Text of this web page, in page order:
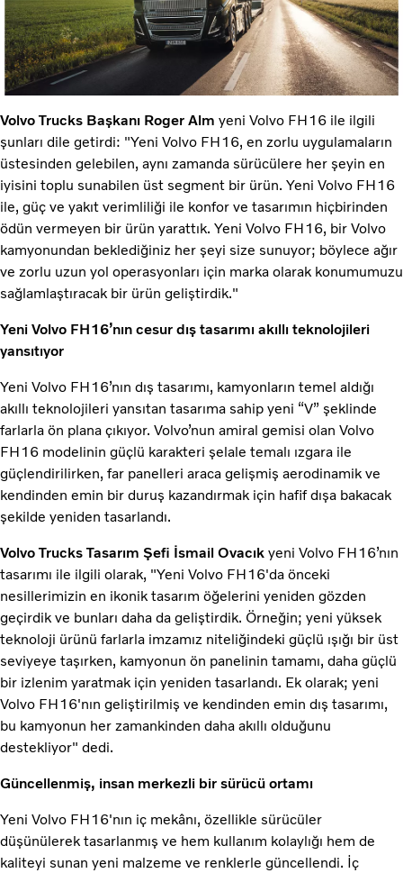
Volvo Trucks Başkanı Roger Alm yeni Volvo FH16 ile ilgili
şunları dile getirdi: "Yeni Volvo FH16, en zorlu uygulamaların
üstesinden gelebilen, aynı zamanda sürücülere her şeyin en
iyisini toplu sunabilen üst segment bir ürün. Yeni Volvo FH16
ile, güç ve yakıt verimliliği ile konfor ve tasarımın hiçbirinden
ödün vermeyen bir ürün yarattık. Yeni Volvo FH16, bir Volvo
kamyonundan beklediğiniz her şeyi size sunuyor; böylece ağır
ve zorlu uzun yol operasyonları için marka olarak konumumuzu
sağlamlaştıracak bir ürün geliştirdik."
Yeni Volvo FH16’nın cesur dış tasarımı akıllı teknolojileri
yansıtıyor
Yeni Volvo FH16’nın dış tasarımı, kamyonların temel aldığı
akıllı teknolojileri yansıtan tasarıma sahip yeni “V” şeklinde
farlarla ön plana çıkıyor. Volvo’nun amiral gemisi olan Volvo
FH16 modelinin güçlü karakteri şelale temalı ızgara ile
güçlendirilirken, far panelleri araca gelişmiş aerodinamik ve
kendinden emin bir duruş kazandırmak için hafif dışa bakacak
şekilde yeniden tasarlandı.
Volvo Trucks Tasarım Şefi İsmail Ovacık yeni Volvo FH16’nın
tasarımı ile ilgili olarak, "Yeni Volvo FH16'da önceki
nesillerimizin en ikonik tasarım öğelerini yeniden gözden
geçirdik ve bunları daha da geliştirdik. Örneğin; yeni yüksek
teknoloji ürünü farlarla imzamız niteliğindeki güçlü ışığı bir üst
seviyeye taşırken, kamyonun ön panelinin tamamı, daha güçlü
bir izlenim yaratmak için yeniden tasarlandı. Ek olarak; yeni
Volvo FH16'nın geliştirilmiş ve kendinden emin dış tasarımı,
bu kamyonun her zamankinden daha akıllı olduğunu
destekliyor" dedi.
Güncellenmiş, insan merkezli bir sürücü ortamı
Yeni Volvo FH16'nın iç mekânı, özellikle sürücüler
düşünülerek tasarlanmış ve hem kullanım kolaylığı hem de
kaliteyi sunan yeni malzeme ve renklerle güncellendi. İç